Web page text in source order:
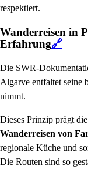
respektiert.
Wanderreisen in
Erfahrung🔗
Die SWR-
Algarve entfaltet seine
nimmt.
Dieses Prinzip prägt die
Wanderreisen von
regionale Küche und
Die Routen sind so